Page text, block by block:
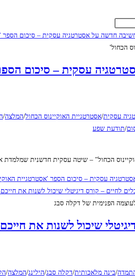
הכחול'
עסקית – סיכום
עסקית/אסטרטגיית האוקיינוס הכחול/המלצה/
/תודעת שפע
הכחול" – שיטה עסקית חדשנית שמלמדת
עסקית – סיכום הספר 'אסטרטגיית
הפנימית של דקלה סבג
שיכול לשנות את
/בינה מלאכותית/דקלה סבג/הילינג/המלצה/